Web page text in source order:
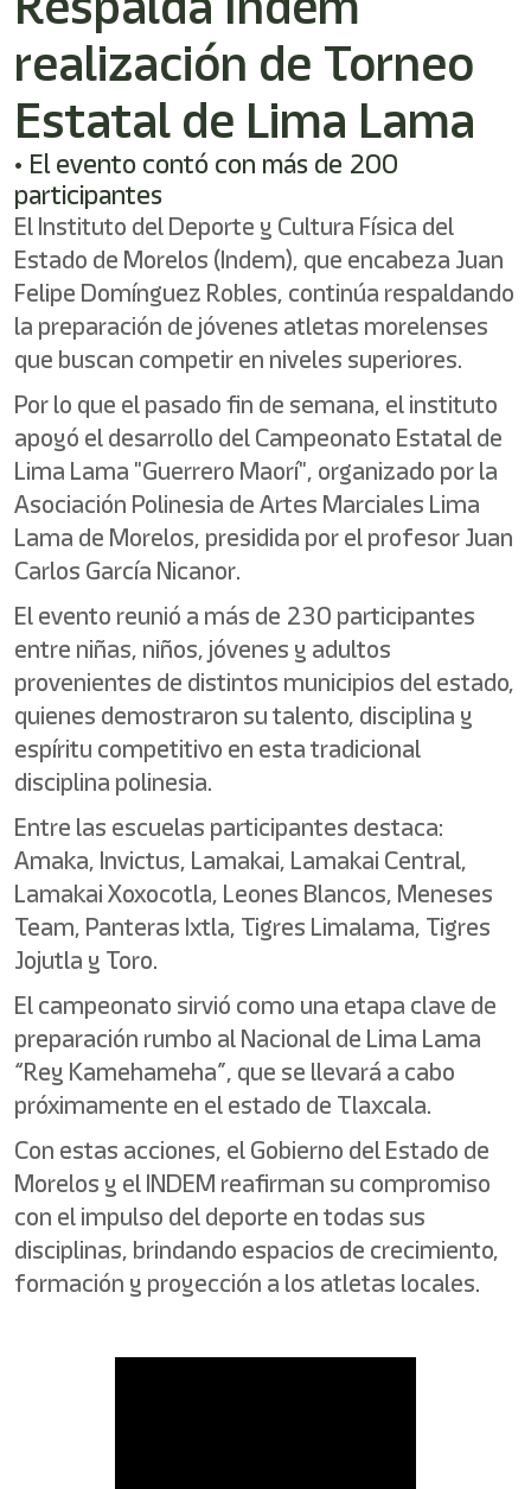
activates
screen
help
you
navigate
and
interact
with
the
content.
realización de Torneo
Estatal de Lima Lama
• El evento contó con más de 200
participantes
El Instituto del Deporte y Cultura Física del
Estado de Morelos (Indem), que encabeza Juan
Felipe Domínguez Robles, continúa respaldando
la preparación de jóvenes atletas morelenses
que buscan competir en niveles superiores.
Por lo que el pasado fin de semana, el instituto
apoyó el desarrollo del Campeonato Estatal de
Lima Lama "Guerrero Maorí", organizado por la
Asociación Polinesia de Artes Marciales Lima
Lama de Morelos, presidida por el profesor Juan
Carlos García Nicanor.
El evento reunió a más de 230 participantes
entre niñas, niños, jóvenes y adultos
provenientes de distintos municipios del estado,
quienes demostraron su talento, disciplina y
espíritu competitivo en esta tradicional
disciplina polinesia.
Entre las escuelas participantes destaca:
Amaka, Invictus, Lamakai, Lamakai Central,
Lamakai Xoxocotla, Leones Blancos, Meneses
Team, Panteras Ixtla, Tigres Limalama, Tigres
Jojutla y Toro.
El campeonato sirvió como una etapa clave de
preparación rumbo al Nacional de Lima Lama
“Rey Kamehameha”, que se llevará a cabo
próximamente en el estado de Tlaxcala.
Con estas acciones, el Gobierno del Estado de
Morelos y el INDEM reafirman su compromiso
con el impulso del deporte en todas sus
disciplinas, brindando espacios de crecimiento,
formación y proyección a los atletas locales.